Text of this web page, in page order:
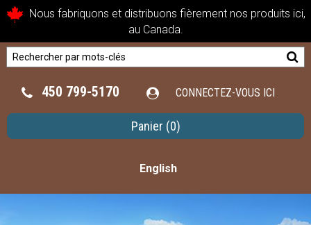
Nous fabriquons et distribuons fièrement nos produits ici,
au Canada.
450 799-5170 CONNECTEZ-VOUS ICI
Panier (0)
English